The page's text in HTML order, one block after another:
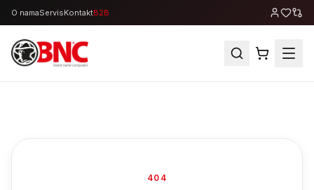
O namaServisKontaktB2B
404